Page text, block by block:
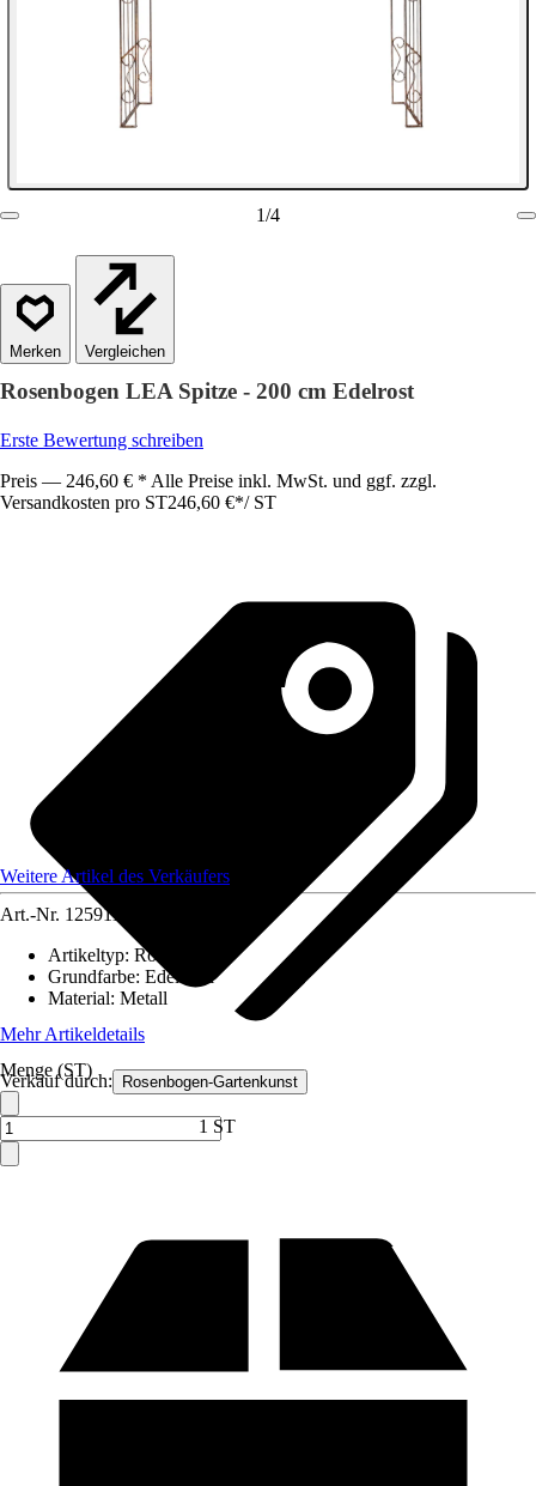
1/4
Vergleichen
Rosenbogen LEA Spitze - 200 cm Edelrost
Erste Bewertung schreiben
Preis — 246,60 € * Alle Preise inkl. MwSt. und ggf. zzgl.
Versandkosten pro ST246,60 €*/ ST
Verkauf durch: Rosenbogen-Gartenkunst
Weitere Artikel des Verkäufers
Art.-Nr. 12591169
Artikeltyp: Rosenbogen
Grundfarbe: Edelstahl
Material: Metall
Mehr Artikeldetails
Menge (ST)
1 ST